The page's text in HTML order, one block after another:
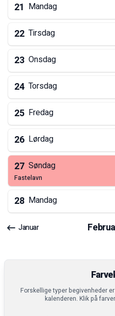
21 Mandag
22 Tirsdag
23 Onsdag
24 Torsdag
25 Fredag
26 Lørdag
27 Søndag
fastelavn
28 Mandag
Januar
Forskellige typer begivenheder
kalenderen. Klik på